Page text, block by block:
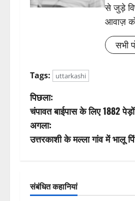
से जुड़े
आवाज़
सभी
Tags: uttarkashi
पो
स्ट
ने
गे
पिछला:
चंपावत बाईपास के लिए 1882
अगला:
उत्तरकाशी के मल्ला गांव में भालू
संबंधित कहानियां